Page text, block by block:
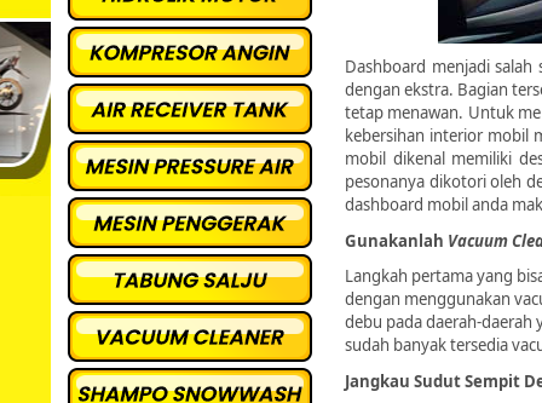
Dashboard menjadi
dengan ekstra. Bagian
tetap menawan. Untuk
kebersihan interior mobil
mobil dikenal memiliki
pesonanya dikotori oleh
dashboard mobil anda
Gunakanlah Vacuum
Langkah pertama yang
dengan menggunakan
debu pada daerah-daerah
sudah banyak tersedia
Jangkau Sudut Sempit